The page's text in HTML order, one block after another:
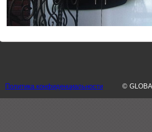
Политика конфиденциальности ©